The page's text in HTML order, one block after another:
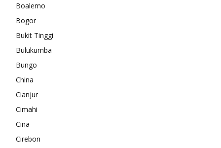
Boalemo
Bogor
Bukit Tinggi
Bulukumba
Bungo
China
Cianjur
Cimahi
Cina
Cirebon